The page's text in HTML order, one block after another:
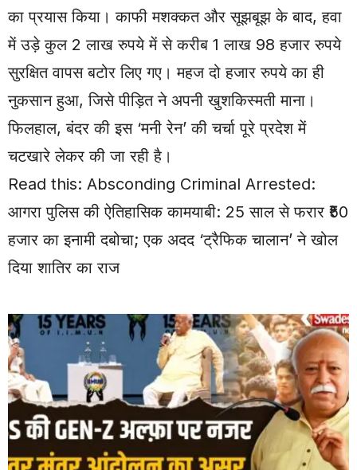
का प्रयास किया। काफी मशक्कत और सूझबूझ के बाद, हवा
में उड़े कुल 2 लाख रुपये में से करीब 1 लाख 98 हजार रुपये
सुरक्षित वापस बटोर लिए गए। महज दो हजार रुपये का ही
नुकसान हुआ, जिसे पीड़ित ने अपनी खुशकिस्मती माना।
फिलहाल, बंदर की इस ‘मनी रेन’ की चर्चा पूरे प्रदेश में
चटखारे लेकर की जा रही है।
Read this: Absconding Criminal Arrested:
आगरा पुलिस की ऐतिहासिक कामयाबी: 25 साल से फरार ₹50
हजार का इनामी दबोचा; एक अदद ‘ट्रैफिक चालान’ ने खोल
दिया शातिर का राज